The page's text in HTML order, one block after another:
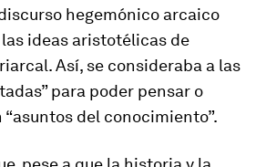
hegemónico arcaico
ideas aristotélicas de
Así, se consideraba a las
para poder pensar o
del conocimiento”.